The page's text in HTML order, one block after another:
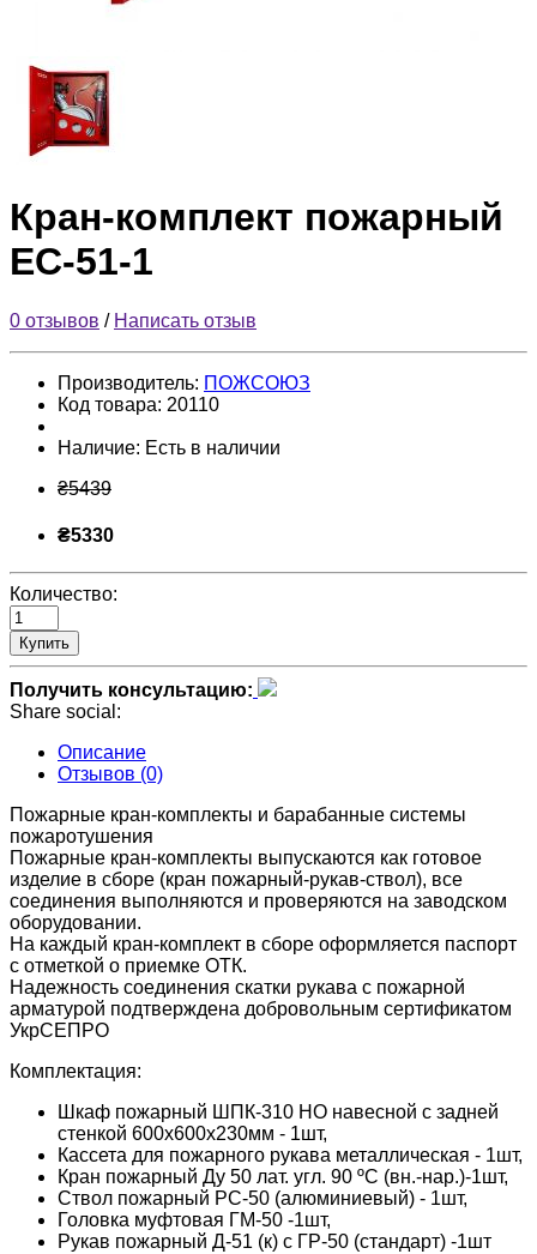
Кран-комплект пожарный
ЕС-51-1
0 отзывов / Написать отзыв
Производитель: ПОЖСОЮЗ
Код товара: 20110
Наличие: Есть в наличии
₴5439
₴5330
Количество:
Купить
Получить консультацию:
Share social:
Описание
Отзывов (0)
Пожарные кран-комплекты и барабанные системы
пожаротушения
Пожарные кран-комплекты выпускаются как готовое
изделие в сборе (кран пожарный-рукав-ствол), все
соединения выполняются и проверяются на заводском
оборудовании.
На каждый кран-комплект в сборе оформляется паспорт
с отметкой о приемке ОТК.
Надежность соединения скатки рукава с пожарной
арматурой подтверждена добровольным сертификатом
УкрСЕПРО
Комплектация:
Шкаф пожарный ШПК-310 НО навесной с задней
стенкой 600х600х230мм - 1шт,
Кассета для пожарного рукава металлическая - 1шт,
Кран пожарный Ду 50 лат. угл. 90 ºС (вн.-нар.)-1шт,
Ствол пожарный РС-50 (алюминиевый) - 1шт,
Головка муфтовая ГМ-50 -1шт,
Рукав пожарный Д-51 (к) с ГР-50 (стандарт) -1шт